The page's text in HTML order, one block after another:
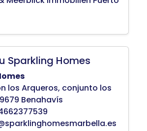
Sparkling Homes
los Arqueros, conjunto los
Benahavís